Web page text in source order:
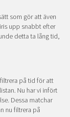
som gör att även
upp snabbt efter
detta ta lång tid,
på tid för att
Nu har vi infört
Dessa matchar
nu filtrera på